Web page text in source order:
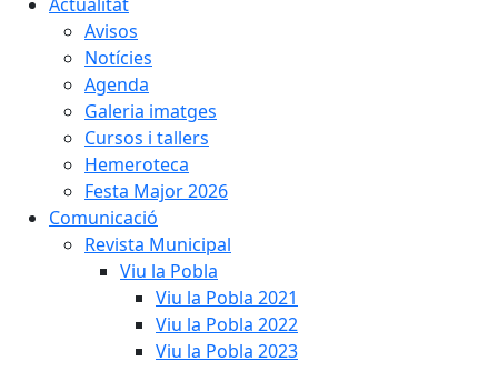
Avisos
Notícies
Agenda
Galeria imatges
Cursos i tallers
Hemeroteca
Festa Major 2026
Comunicació
Revista Municipal
Viu la Pobla
Viu la Pobla 2021
Viu la Pobla 2022
Viu la Pobla 2023